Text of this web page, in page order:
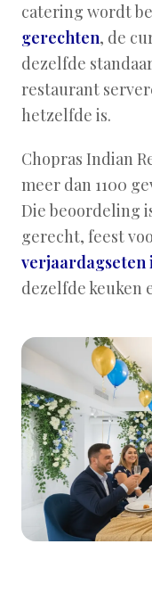
catering wordt
gerechten, de
dezelfde
restaurant
hetzelfde is.
Chopras Indian
meer dan 1100
Die beoordeling
gerecht, feest
verjaardagseten
dezelfde keuken